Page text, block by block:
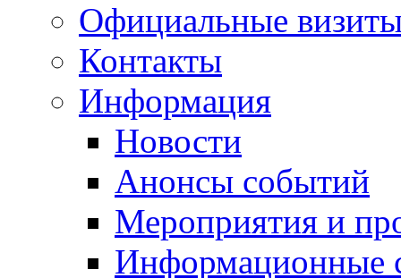
Официальные
Контакты
Информация
Новости
Анонсы событий
Мероприятия и
Информационные